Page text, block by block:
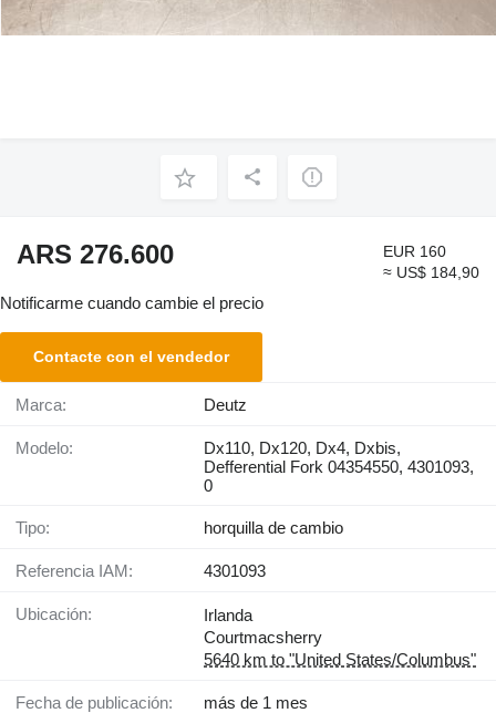
ARS 276.600
EUR 160
≈ US$ 184,90
Notificarme cuando cambie el precio
Contacte con el vendedor
Marca: Deutz
Modelo:
Dx110, Dx120, Dx4, Dxbis,
Defferential Fork 04354550, 4301093,
0
Tipo: horquilla de cambio
Referencia IAM: 4301093
Ubicación:
Irlanda
Courtmacsherry
5640 km to "United States/Columbus"
Fecha de publicación: más de 1 mes